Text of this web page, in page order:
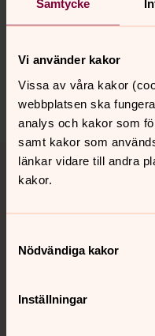
Samtycke
Vi använder kakor
Vissa av våra kakor
webbplatsen ska
analys och kakor som
samt kakor som
länkar vidare till andra
kakor.
Nödvändiga kakor
Inställningar
Senast ändrad 14
Synpunkter eller
Dela
Tillbaka till toppen
Tillbaka till innehållet